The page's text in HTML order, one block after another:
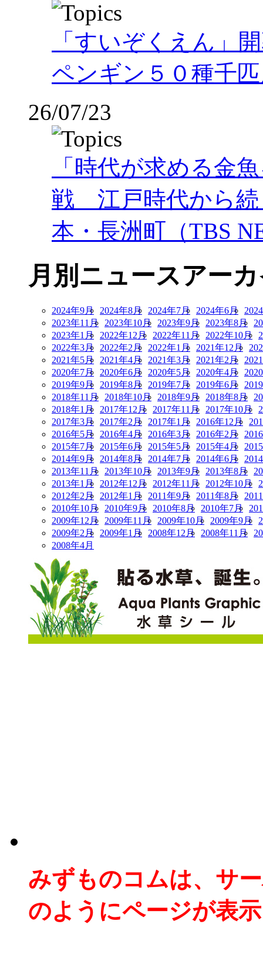
「すいぞくえん」
ペンギン５０種千
26/07/23
「時代が求める金
戦 江戸時代から
本・長洲町（TBS
月別ニュースアー
2024年9月 2024年8月 2024年7月 2024年6月
2023年11月
2023年10月 2023年9月 2023年8月
2023年1月
2022年12月 2022年11月 2022年10月
2022年3月
2022年2月 2022年1月 2021年12月
2021年5月
2021年4月 2021年3月 2021年2月
2020年7月
2020年6月 2020年5月 2020年4月
2019年9月
2019年8月 2019年7月 2019年6月
2018年11月
2018年10月 2018年9月 2018年8月
2018年1月
2017年12月 2017年11月 2017年10月
2017年3月
2017年2月 2017年1月 2016年12月
2016年5月
2016年4月 2016年3月 2016年2月
2015年7月
2015年6月 2015年5月 2015年4月
2014年9月
2014年8月 2014年7月 2014年6月
2013年11月
2013年10月 2013年9月 2013年8月
2013年1月
2012年12月 2012年11月 2012年10月
2012年2月
2012年1月 2011年9月 2011年8月
2010年10月
2010年9月 2010年8月 2010年7月
2009年12月
2009年11月 2009年10月 2009年9月
2009年2月
2009年1月 2008年12月 2008年11月
2008年4月
みずものコムは、サ
のようにページが表